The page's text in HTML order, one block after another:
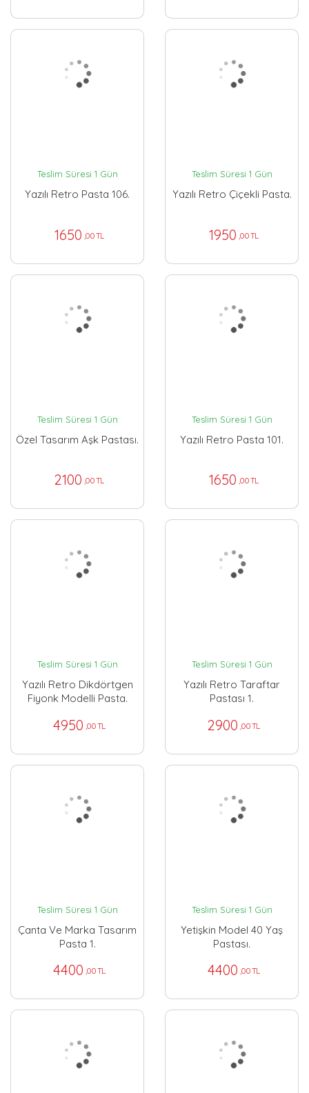
Teslim Süresi 1 Gün
Yazılı Retro Pasta 106.
1650 ,00 TL
Teslim Süresi 1 Gün
Yazılı Retro Çiçekli Pasta.
1950 ,00 TL
Teslim Süresi 1 Gün
Özel Tasarım Aşk Pastası.
2100 ,00 TL
Teslim Süresi 1 Gün
Yazılı Retro Pasta 101.
1650 ,00 TL
Teslim Süresi 1 Gün
Yazılı Retro Dikdörtgen
Fiyonk Modelli Pasta.
4950 ,00 TL
Teslim Süresi 1 Gün
Yazılı Retro Taraftar
Pastası 1.
2900 ,00 TL
Teslim Süresi 1 Gün
Çanta Ve Marka Tasarım
Pasta 1.
4400 ,00 TL
Teslim Süresi 1 Gün
Yetişkin Model 40 Yaş
Pastası.
4400 ,00 TL